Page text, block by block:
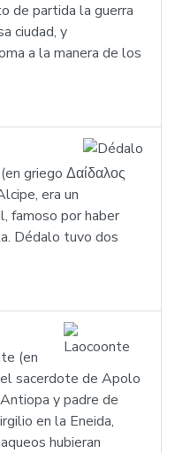
de partida la guerra
ciudad, y
a la manera de los
griego Δαίδαλος
era un
famoso por haber
Dédalo tuvo dos
(en
sacerdote de Apolo
y padre de
en la Eneida,
hubieran